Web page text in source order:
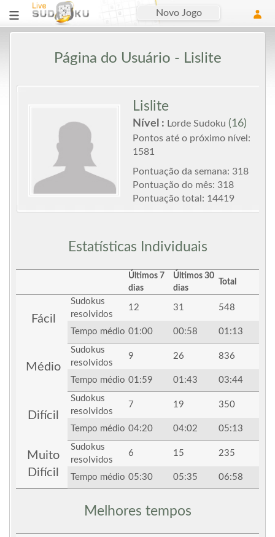
Novo Jogo
Página do Usuário - Lislite
Lislite
Nível : Lorde Sudoku (16)
Pontos até o próximo nível:
1581
Pontuação da semana: 318
Pontuação do mês: 318
Pontuação total: 14419
Estatísticas Individuais
Últimos 7
dias
Últimos 30
dias
Total
Fácil
Sudokus
resolvidos
12 31 548
Tempo médio 01:00 00:58 01:13
Médio
Sudokus
resolvidos
9 26 836
Tempo médio 01:59 01:43 03:44
Difícil
Sudokus
resolvidos
7 19 350
Tempo médio 04:20 04:02 05:13
Muito
Difícil
Sudokus
resolvidos
6 15 235
Tempo médio 05:30 05:35 06:58
Melhores tempos